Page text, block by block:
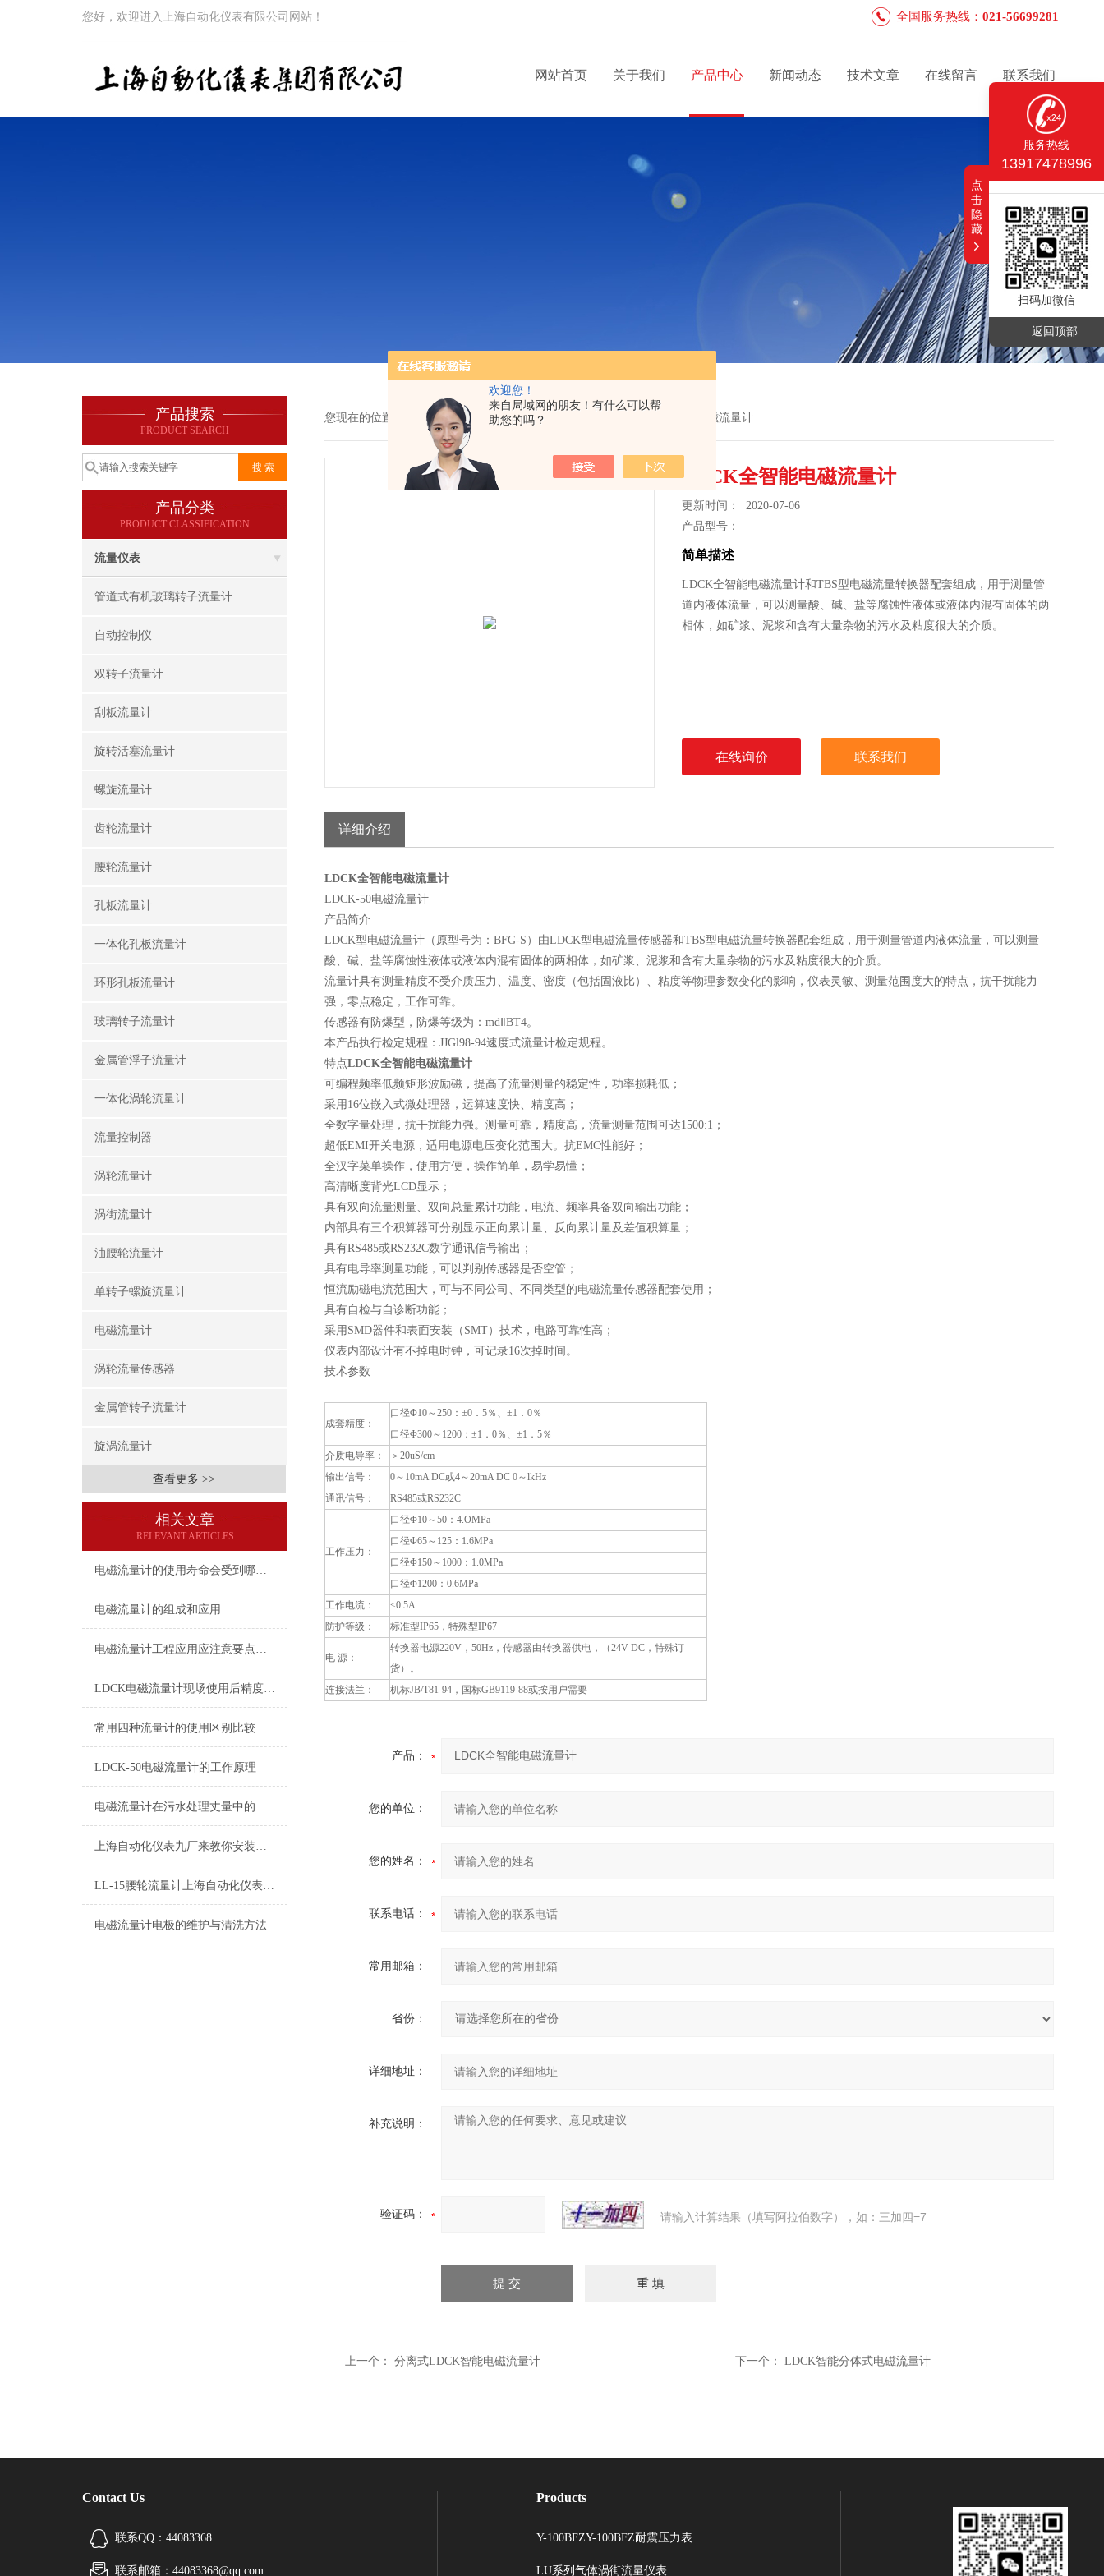
欢迎您！
来自局域网的朋友！有什么可以帮
助您的吗？
您好，欢迎进入上海自动化仪表有限公司网站！ 全国服务热线： 021-56699281
网站首页 关于我们 产品中心 新闻动态 技术文章 在线留言 联系我们
产品搜索
PRODUCT SEARCH
产品分类
PRODUCT CLASSIFICATION
流量仪表
管道式有机玻璃转子流量计
自动控制仪
双转子流量计
刮板流量计
旋转活塞流量计
螺旋流量计
齿轮流量计
腰轮流量计
孔板流量计
一体化孔板流量计
环形孔板流量计
玻璃转子流量计
金属管浮子流量计
一体化涡轮流量计
流量控制器
涡轮流量计
涡街流量计
油腰轮流量计
单转子螺旋流量计
电磁流量计
涡轮流量传感器
金属管转子流量计
旋涡流量计
查看更多 >>
相关文章
RELEVANT ARTICLES
电磁流量计的使用寿命会受到哪些因素的影响呢？
电磁流量计的组成和应用
电磁流量计工程应用应注意要点分享
LDCK电磁流量计现场使用后精度降低及故障查找
常用四种流量计的使用区别比较
LDCK-50电磁流量计的工作原理
电磁流量计在污水处理丈量中的优势有哪些？
上海自动化仪表九厂来教你安装电磁流量计！
LL-15腰轮流量计上海自动化仪表九厂LDCK-800电磁流量计
电磁流量计电极的维护与清洗方法
您现在的位置： 首页 > 产品中心 >流量仪表 > LDCK全智能电磁流量计
LDCK全智能电磁流量计
更新时间： 2020-07-06
产品型号：
简单描述
LDCK全智能电磁流量计和TBS型电磁流量转换器配套组成，用于测量管
道内液体流量，可以测量酸、碱、盐等腐蚀性液体或液体内混有固体的两
相体，如矿浆、泥浆和含有大量杂物的污水及粘度很大的介质。
在线询价 联系我们
详细介绍
LDCK全智能电磁流量计
LDCK-50电磁流量计
产品简介
LDCK型电磁流量计（原型号为：BFG-S）由LDCK型电磁流量传感器和TBS型电磁流量转换器配套组成，用于测量管道内液体流量，可以测量
酸、碱、盐等腐蚀性液体或液体内混有固体的两相体，如矿浆、泥浆和含有大量杂物的污水及粘度很大的介质。
流量计具有测量精度不受介质压力、温度、密度（包括固液比）、粘度等物理参数变化的影响，仪表灵敏、测量范围度大的特点，抗干扰能力
强，零点稳定，工作可靠。
传感器有防爆型，防爆等级为：mdⅡBT4。
本产品执行检定规程：JJGl98-94速度式流量计检定规程。
特点LDCK全智能电磁流量计
可编程频率低频矩形波励磁，提高了流量测量的稳定性，功率损耗低；
采用16位嵌入式微处理器，运算速度快、精度高；
全数字量处理，抗干扰能力强。测量可靠，精度高，流量测量范围可达1500:1；
超低EMI开关电源，适用电源电压变化范围大。抗EMC性能好；
全汉字菜单操作，使用方便，操作简单，易学易懂；
高清晰度背光LCD显示；
具有双向流量测量、双向总量累计功能，电流、频率具备双向输出功能；
内部具有三个积算器可分别显示正向累计量、反向累计量及差值积算量；
具有RS485或RS232C数字通讯信号输出；
具有电导率测量功能，可以判别传感器是否空管；
恒流励磁电流范围大，可与不同公司、不同类型的电磁流量传感器配套使用；
具有自检与自诊断功能；
采用SMD器件和表面安装（SMT）技术，电路可靠性高；
仪表内部设计有不掉电时钟，可记录16次掉时间。
技术参数
成套精度：
口径Φ10～250：±0．5％、±1．0％
口径Φ300～1200：±1．0％、±1．5％
介质电导率：
＞20uS/cm
输出信号：
0～10mA DC或4～20mA DC 0～lkHz
通讯信号：
RS485或RS232C
工作压力：
口径Φ10～50：4.OMPa
口径Φ65～125：1.6MPa
口径Φ150～1000：1.0MPa
口径Φ1200：0.6MPa
工作电流：
≤0.5A
防护等级：
标准型IP65，特殊型IP67
电 源：
转换器电源220V，50Hz，传感器由转换器供电，（24V DC，特殊订
货）。
连接法兰：
机标JB/T81-94，国标GB9119-88或按用户需要
产品：
您的单位：
您的姓名：
联系电话：
常用邮箱：
省份：
详细地址：
补充说明：
验证码： 请输入计算结果（填写阿拉伯数字），如：三加四=7
上一个： 分离式LDCK智能电磁流量计 下一个： LDCK智能分体式电磁流量计
Contact Us
联系QQ：44083368
联系邮箱：44083368@qq.com
Products
Y-100BFZY-100BFZ耐震压力表
LU系列气体涡街流量仪表
服务热线
13917478996
扫码加微信
返回顶部
点
击
隐
藏